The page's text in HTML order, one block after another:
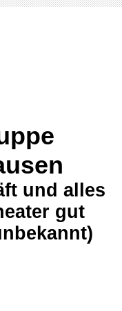
und alles
gut